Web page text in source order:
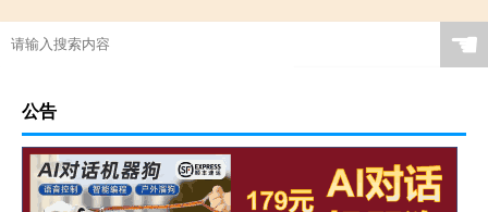
☚
公告